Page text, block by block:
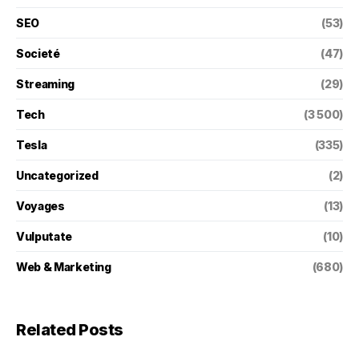
SEO (53)
Societé (47)
Streaming (29)
Tech (3 500)
Tesla (335)
Uncategorized (2)
Voyages (13)
Vulputate (10)
Web & Marketing (680)
Related Posts